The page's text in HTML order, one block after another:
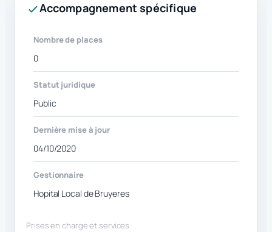
Accompagnement spécifique
Nombre de places
0
Statut juridique
Public
Dernière mise à jour
04/10/2020
Gestionnaire
Hopital Local de Bruyeres
Prises en charge et services